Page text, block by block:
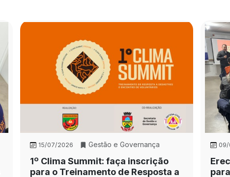
15/07/2026 Gestão e Governança
1º Clima Summit: faça inscrição
para o Treinamento de Resposta a
09/